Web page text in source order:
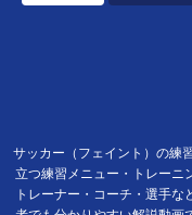
サッカー（フェイント）の練
立つ練習メニュー・トレーニ
トレーナー・コーチ・選手